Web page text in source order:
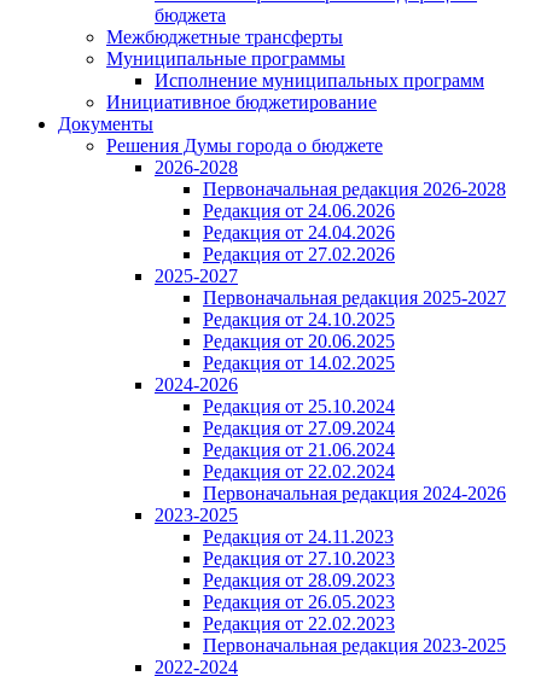
бюджета
Межбюджетные трансферты
Муниципальные программы
Исполнение муниципальных программ
Инициативное бюджетирование
Документы
Решения Думы города о бюджете
2026-2028
Первоначальная редакция 2026-2028
Редакция от 24.06.2026
Редакция от 24.04.2026
Редакция от 27.02.2026
2025-2027
Первоначальная редакция 2025-2027
Редакция от 24.10.2025
Редакция от 20.06.2025
Редакция от 14.02.2025
2024-2026
Редакция от 25.10.2024
Редакция от 27.09.2024
Редакция от 21.06.2024
Редакция от 22.02.2024
Первоначальная редакция 2024-2026
2023-2025
Редакция от 24.11.2023
Редакция от 27.10.2023
Редакция от 28.09.2023
Редакция от 26.05.2023
Редакция от 22.02.2023
Первоначальная редакция 2023-2025
2022-2024